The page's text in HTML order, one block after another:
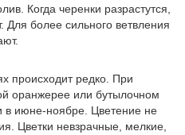
Когда черенки разрастутся,
Для более сильного ветвления
происходит редко. При
оранжерее или бутылочном
в июне-ноябре. Цветение не
Цветки невзрачные, мелкие,